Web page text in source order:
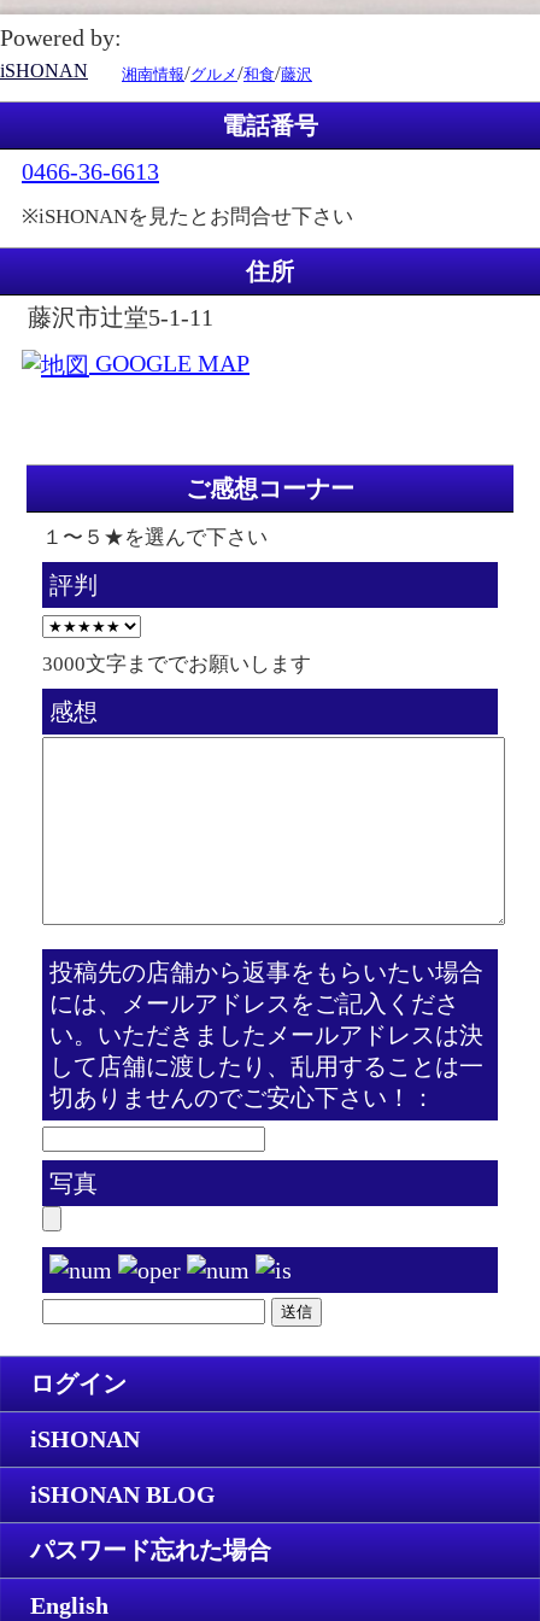
Powered by:
iSHONAN 湘南情報/グルメ/和食/藤沢
電話番号
0466-36-6613
※iSHONANを見たとお問合せ下さい
住所
藤沢市辻堂5-1-11
GOOGLE MAP
ご感想コーナー
１〜５★を選んで下さい
評判
3000文字まででお願いします
感想
投稿先の店舗から返事をもらいたい場合
には、メールアドレスをご記入くださ
い。いただきましたメールアドレスは決
して店舗に渡したり、乱用することは一
切ありませんのでご安心下さい！：
写真
ログイン
iSHONAN
iSHONAN BLOG
パスワード忘れた場合
English